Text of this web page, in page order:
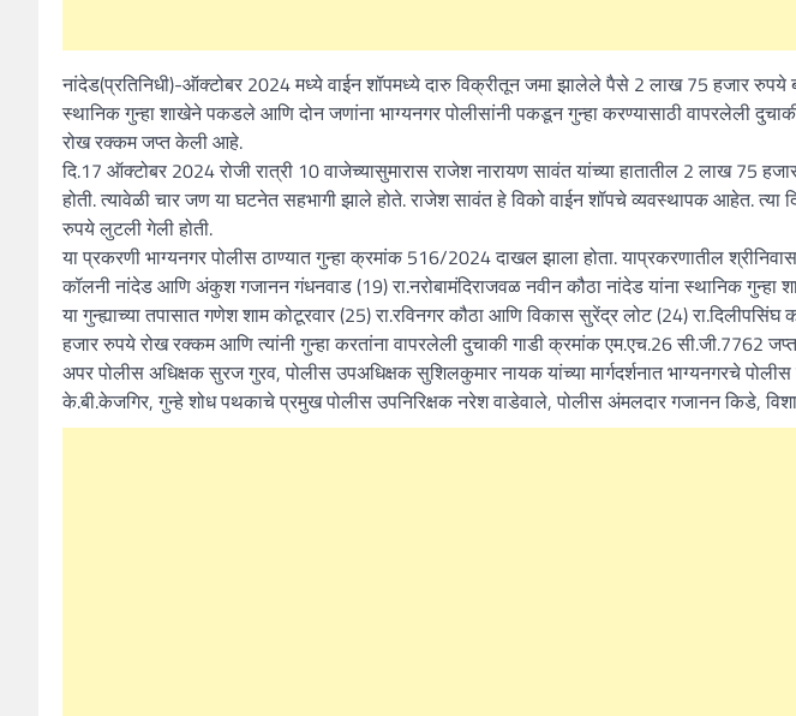
नांदेड(प्रतिनिधी)-ऑक्टोबर 2024 मध्ये वाईन शॉपमध्ये दारु विक्रीतून जमा झालेले पैसे 2 लाख 75 हजार रुपये
स्थानिक गुन्हा शाखेने पकडले आणि दोन जणांना भाग्यनगर पोलीसांनी पकडून गुन्हा करण्यासाठी वापरलेली
रोख रक्कम जप्त केली आहे.
दि.17 ऑक्टोबर 2024 रोजी रात्री 10 वाजेच्यासुमारास राजेश नारायण सावंत यांच्या हातातील 2 लाख 75
होती. त्यावेळी चार जण या घटनेत सहभागी झाले होते. राजेश सावंत हे विको वाईन शॉपचे व्यवस्थापक आहेत. त्या
रुपये लुटली गेली होती.
या प्रकरणी भाग्यनगर पोलीस ठाण्यात गुन्हा क्रमांक 516/2024 दाखल झाला होता. याप्रकरणातील
कॉलनी नांदेड आणि अंकुश गजानन गंधनवाड (19) रा.नरोबामंदिराजवळ नवीन कौठा नांदेड यांना स्थानिक
या गुन्ह्याच्या तपासात गणेश शाम कोटूरवार (25) रा.रविनगर कौठा आणि विकास सुरेंद्र लोट (24)
हजार रुपये रोख रक्कम आणि त्यांनी गुन्हा करतांना वापरलेली दुचाकी गाडी क्रमांक एम.एच.26 सी.जी.7762
अपर पोलीस अधिक्षक सुरज गुरव, पोलीस उपअधिक्षक सुशिलकुमार नायक यांच्या मार्गदर्शनात भाग्यनगरचे पोलीस
के.बी.केजगिर, गुन्हे शोध पथकाचे प्रमुख पोलीस उपनिरिक्षक नरेश वाडेवाले, पोलीस अंमलदार गजानन किडे,